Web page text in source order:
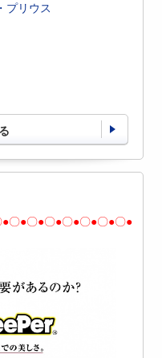
プリウス
〇●〇●〇●〇●〇●〇●〇●